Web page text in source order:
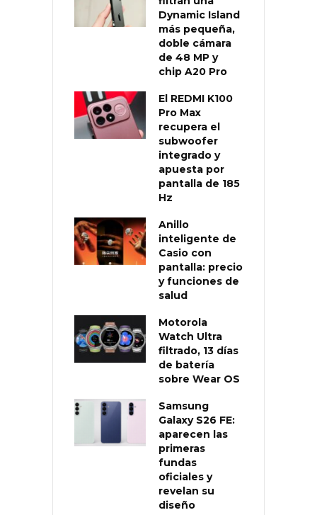
Dynamic Island
más pequeña,
doble cámara
de 48 MP y
chip A20 Pro
El REDMI K100
Pro Max
recupera el
subwoofer
integrado y
apuesta por
pantalla de 185
Hz
Anillo
inteligente de
Casio con
pantalla: precio
y funciones de
salud
Motorola
Watch Ultra
filtrado, 13 días
de batería
sobre Wear OS
Samsung
Galaxy S26 FE:
aparecen las
primeras
fundas
oficiales y
revelan su
diseño